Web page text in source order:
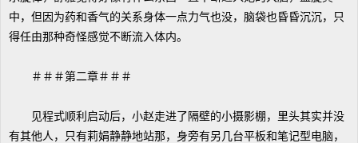
中，但因为药和香气的关系身体一点力气也没，脑袋也昏昏沉沉，只
得任由那种奇怪感觉不断流入体内。
＃＃＃第二章＃＃＃
见程式顺利启动后，小赵走进了隔壁的小摄影棚，里头其实并没
有其他人，只有莉娟静静地站那，身旁有另几台平板和笔记型电脑，